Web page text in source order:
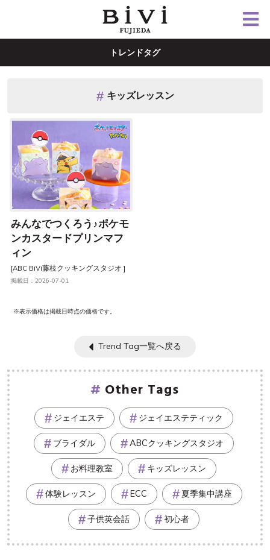
トレンドタグ
キッズレッスン
みんなでつくろう♪ポケモ
ンカスタードプリンマフ
ィン
[ABC BiVi藤枝クッキングスタジオ ]
掲載日：2026-07-01
※表示価格は掲載日時点の価格です。
Trend Tag一覧へ戻る
Other Tags
ジェイエステ ジェイエステティック
ブライダル ABCクッキングスタジオ
お料理教室 キッズレッスン
体験レッスン ECC 夏季集中講座
子供英会話 初心者